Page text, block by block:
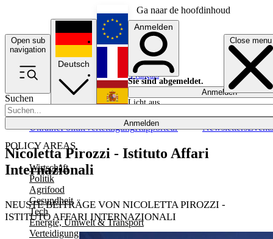
Ga naar de hoofdinhoud
Open sub
navigation
Close menu
Suchen
Anmelden
POLICY AREAS
Wirtschaft
Politik
Agrifood
Gesundheit
Tech
Energie, Umwelt & Transport
Verteidigung
UkrainePolitikVerteidigungRapporteur NewslettersEvents
Deutsch
English
Français
Anmelden
Sie sind abgemeldet.
Anmelden
Licht aus
Nicoletta Pirozzi - Istituto Affari
Internazionali
NEUSTE BEITRÄGE VON NICOLETTA PIROZZI -
ISTITUTO AFFARI INTERNAZIONALI